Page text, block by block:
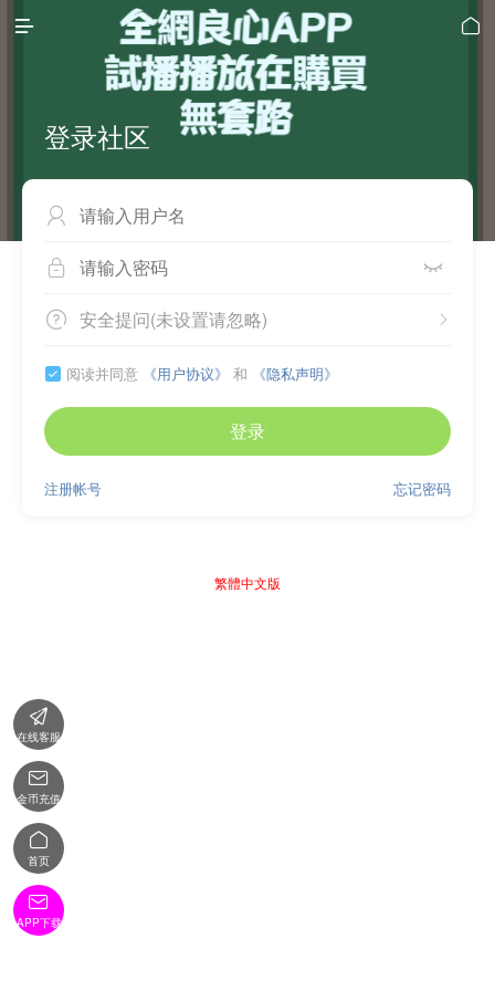
 
登录社区

 
 
安全提问(未设置请忽略)
 阅读并同意 《用户协议》 和 《隐私声明》
登录
忘记密码
注册帐号
繁體中文版

在线客服

金币充值

首页

APP下载